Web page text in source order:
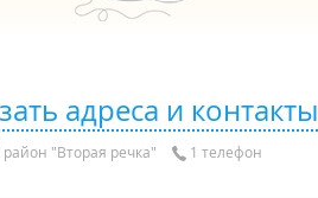
адреса и контакты
район "Вторая речка" 1 телефон